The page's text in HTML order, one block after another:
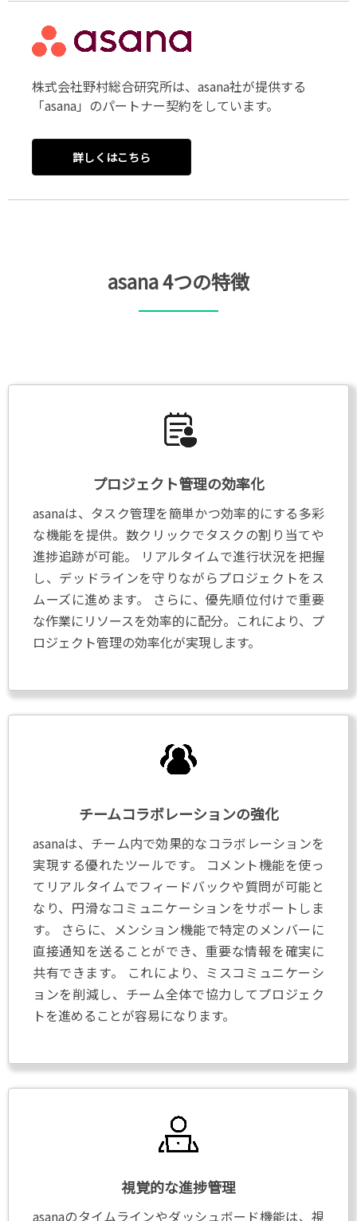
株式会社野村総合研究所は、asana社が提供する
「asana」のパートナー契約をしています。
詳しくはこちら
asana 4つの特徴
プロジェクト管理の効率化
asanaは、タスク管理を簡単かつ効率的にする多彩
な機能を提供。数クリックでタスクの割り当てや
進捗追跡が可能。 リアルタイムで進行状況を把握
し、デッドラインを守りながらプロジェクトをス
ムーズに進めます。 さらに、優先順位付けで重要
な作業にリソースを効率的に配分。これにより、プ
ロジェクト管理の効率化が実現します。
チームコラボレーションの強化
asanaは、チーム内で効果的なコラボレーションを
実現する優れたツールです。 コメント機能を使っ
てリアルタイムでフィードバックや質問が可能と
なり、円滑なコミュニケーションをサポートしま
す。 さらに、メンション機能で特定のメンバーに
直接通知を送ることができ、重要な情報を確実に
共有できます。 これにより、ミスコミュニケーシ
ョンを削減し、チーム全体で協力してプロジェク
トを進めることが容易になります。
視覚的な進捗管理
asanaのタイムラインやダッシュボード機能は、視